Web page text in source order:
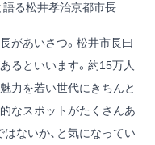
語る松井孝治京都市長
があいさつ。松井市長曰
るといいます。約15万人
力を若い世代にきちんと
なスポットがたくさんあ
ないか、と気になってい